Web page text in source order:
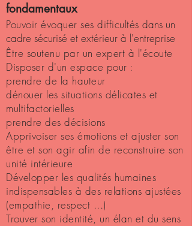
fondamentaux
Pouvoir évoquer ses difficultésdans un
cadre sécurisé et extérieur à l'entreprise
Être soutenu par un expert à l'écoute
Disposer d'un espace pour :
prendre de la hauteur
dénouer les situations délicates et
multifactorielles
prendre des décisions
Apprivoiser ses émotions et ajuster son
être et son agir afin de reconstruire son
unité intérieure
Développer les qualités humaines
indispensables à des relations ajustées
(empathie, respect ...)
Trouver son identité, un élan et du sens